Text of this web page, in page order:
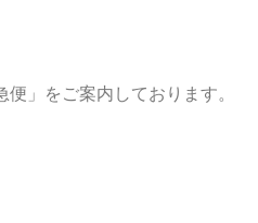
」をご案内しております。